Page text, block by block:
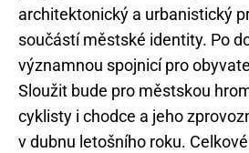
architektonický a urbanistický
součástí městské identity. Po
významnou spojnicí pro
Sloužit bude pro městskou
cyklisty i chodce a jeho
v dubnu letošního roku.